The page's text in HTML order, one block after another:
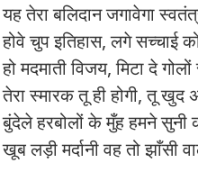
यह तेरा बलिदान जगावेगा
होवे चुप इतिहास, लगे सच्चाई
हो मदमाती विजय, मिटा दे
तेरा स्मारक तू ही होगी, तू खुद
बुंदेले हरबोलों के मुँह हमने सुनी
खूब लड़ी मर्दानी वह तो झाँसी